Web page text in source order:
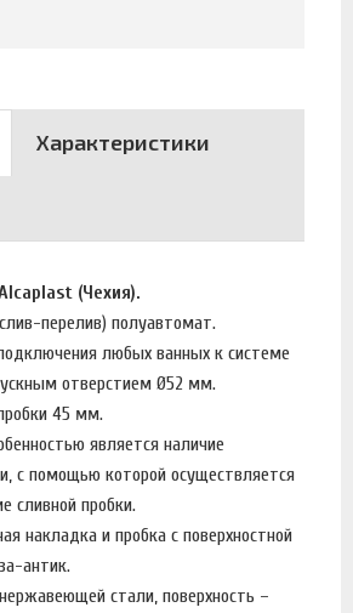
Характеристики
(Чехия).
перелив) полуавтомат.
любых ванных к системе
отверстием Ø52 мм.
45 мм.
является наличие
с помощью которой осуществляется
сливной пробки.
накладка и пробка с поверхностной
антик.
стали, поверхность –